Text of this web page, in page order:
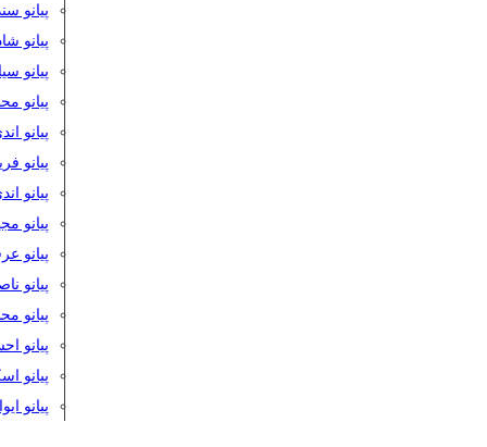
پیانو
پیانو
پیانو
پیانو
پیانو
پیانو
پیانو
پیانو
پیانو
پیانو
پیانو
پیانو
پیانو
پیانو